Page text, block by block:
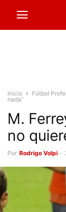
Inicio Fútbol
nada”
M.
no
Por Rodrigo Volpi -